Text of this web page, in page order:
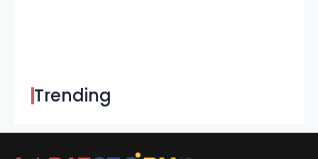
Trending